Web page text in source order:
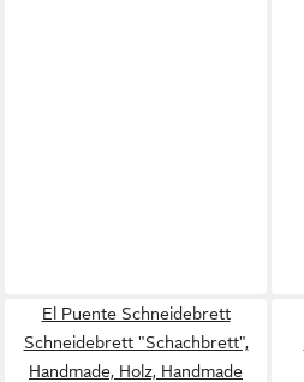
El Puente Schneidebrett
Schneidebrett "Schachbrett",
Handmade, Holz, Handmade